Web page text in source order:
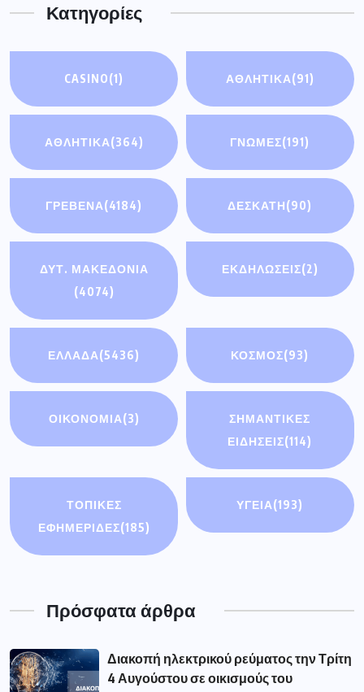
Κατηγορίες
CASINO(1) ΑΘΛΗΤΙΚΆ(91)
ΑΘΛΗΤΙΚΑ(364) ΓΝΩΜΕΣ(191)
ΓΡΕΒΕΝΑ(4184) ΔΕΣΚΑΤΗ(90)
ΔΥΤ. ΜΑΚΕΔΟΝΙΑ
(4074)
ΕΚΔΗΛΩΣΕΙΣ(2)
ΕΛΛΑΔΑ(5436) ΚΟΣΜΟΣ(93)
ΟΙΚΟΝΟΜΊΑ(3)
ΣΗΜΑΝΤΙΚΈΣ
ΕΙΔΉΣΕΙΣ(114)
ΤΟΠΙΚΕΣ
ΕΦΗΜΕΡΙΔΕΣ(185)
ΥΓΕΙΑ(193)
Πρόσφατα άρθρα
Διακοπή ηλεκτρικού ρεύματος την Τρίτη
4 Αυγούστου σε οικισμούς του